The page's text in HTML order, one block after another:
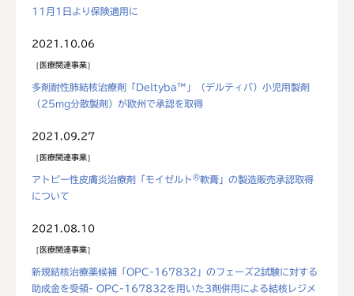
11月1日より保険適用に
2021.10.06
医療関連事業
多剤耐性肺結核治療剤「Deltyba™」（デルティバ）小児用製剤
（25mg分散製剤）が欧州で承認を取得
2021.09.27
医療関連事業
アトピー性皮膚炎治療剤「モイゼルト ®軟膏」の製造販売承認取得
について
2021.08.10
医療関連事業
新規結核治療薬候補「OPC-167832」のフェーズ2試験に対する
助成金を受領- OPC-167832を用いた3剤併用による結核レジメ